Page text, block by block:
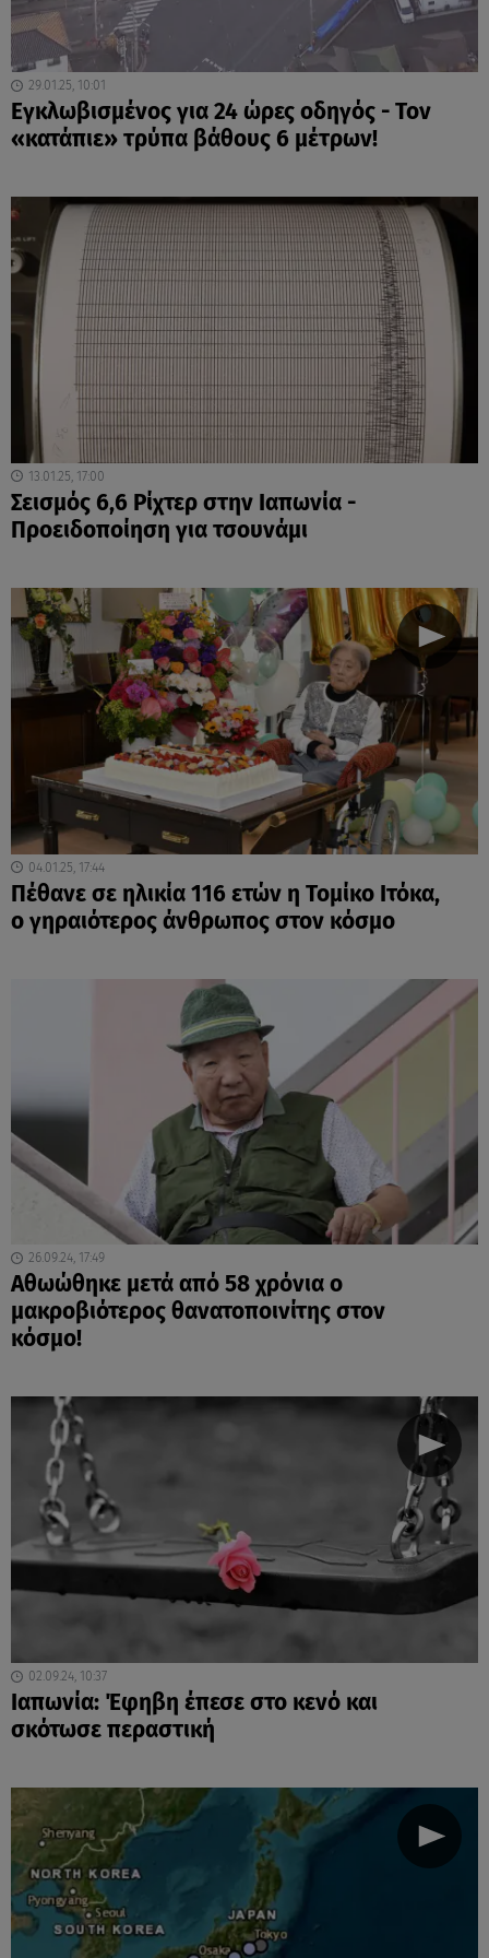
29.01.25, 10:01
Εγκλωβισμένος για 24 ώρες οδηγός - Τον
«κατάπιε» τρύπα βάθους 6 μέτρων!
13.01.25, 17:00
Σεισμός 6,6 Ρίχτερ στην Ιαπωνία -
Προειδοποίηση για τσουνάμι
04.01.25, 17:44
Πέθανε σε ηλικία 116 ετών η Τομίκο Ιτόκα,
ο γηραιότερος άνθρωπος στον κόσμο
26.09.24, 17:49
Αθωώθηκε μετά από 58 χρόνια ο
μακροβιότερος θανατοποινίτης στον
κόσμο!
02.09.24, 10:37
Ιαπωνία: Έφηβη έπεσε στο κενό και
σκότωσε περαστική